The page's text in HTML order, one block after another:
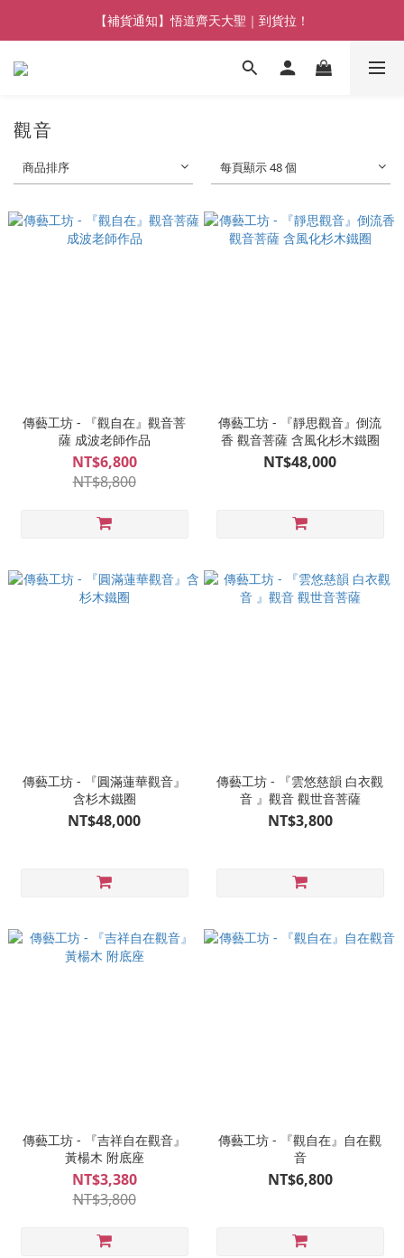
【熱門】馬上有系列！四種寶物幫你財運「轉」進來
【補貨通知】悟道齊天大聖｜到貨拉！
【熱門】馬上有系列！四種寶物幫你財運「轉」進來
觀音
商品排序 每頁顯示 48 個
傳藝工坊 - 『觀自在』觀音菩
薩 成波老師作品
NT$6,800
NT$8,800
傳藝工坊 - 『靜思觀音』倒流
香 觀音菩薩 含風化杉木鐵圈
NT$48,000
傳藝工坊 - 『圓滿蓮華觀音』
含杉木鐵圈
NT$48,000
傳藝工坊 - 『雲悠慈韻 白衣觀
音 』觀音 觀世音菩薩
NT$3,800
傳藝工坊 - 『吉祥自在觀音』
黃楊木 附底座
NT$3,380
NT$3,800
傳藝工坊 - 『觀自在』自在觀
音
NT$6,800